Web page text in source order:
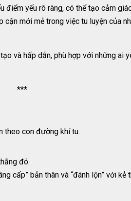
yếu rõ ràng, có thể tạo cảm
mới mẻ trong việc tu luyện của
và hấp dẫn, phù hợp với những ai
***
theo con đường khí tu.
đó.
cấp” bản thân và “đánh lộn” với kẻ